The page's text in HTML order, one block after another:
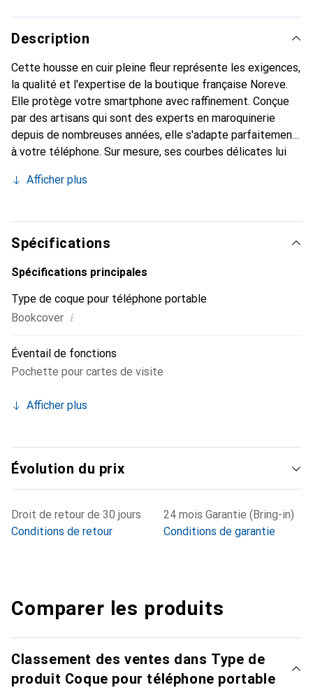
Description
Cette housse en cuir pleine fleur représente les exigences,
la qualité et l'expertise de la boutique française Noreve.
Elle protège votre smartphone avec raffinement. Conçue
par des artisans qui sont des experts en maroquinerie
depuis de nombreuses années, elle s'adapte parfaitement
à votre téléphone. Sur mesure, ses courbes délicates lui
accessoire chic et essentiel de votre smartphone.
qualité, la marque Noreve est un choix sûr pour une
clientèle exigeante.
Afficher plus
Spécifications
Spécifications principales
Type de coque pour téléphone portable
Bookcover i
Éventail de fonctions
Pochette pour cartes de visite
Afficher plus
Évolution du prix
Droit de retour de 30 jours
Conditions de retour
24 mois Garantie (Bring-in)
Conditions de garantie
Comparer les produits
Classement des ventes dans Type de
produit Coque pour téléphone portable